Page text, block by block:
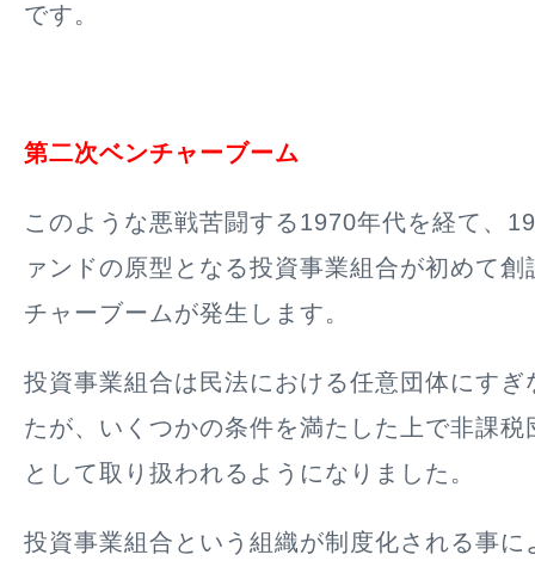
です。
第二次ベンチャーブーム
このような悪戦苦闘する1970年代を経て、
ァンドの原型となる投資事業組合が初めて創
チャーブームが発生します。
投資事業組合は民法における任意団体にすぎ
たが、いくつかの条件を満たした上で非課税
として取り扱われるようになりました。
投資事業組合という組織が制度化される事に